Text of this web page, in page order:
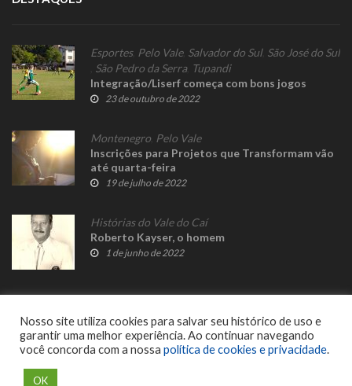
Esportes, Pelo Vale, Salvador do Sul, São José do Sul
São Pedro da Serra, Tupandi
Integração/Liserf começa com bons jogos
23 de outubro de 2022
Montenegro Pelo Vale
Inscrições para Projetos que Transformam vão
até quarta-feira
19 de julho de 2022
Histórias do Vale do Caí
Roberto Kayser, o homem
1 de junho de 2022
Nosso site utiliza cookies para salvar seu histórico de uso e
garantir uma melhor experiência. Ao continuar navegando
você concorda com a nossa política de cookies e privacidade.
OK